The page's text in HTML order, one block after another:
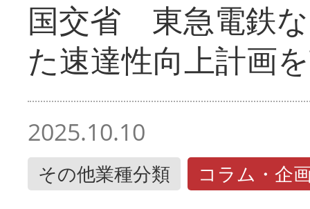
国交省 東急電鉄
た速達性向上計画
2025.10.10
その他業種分類 コラム・企